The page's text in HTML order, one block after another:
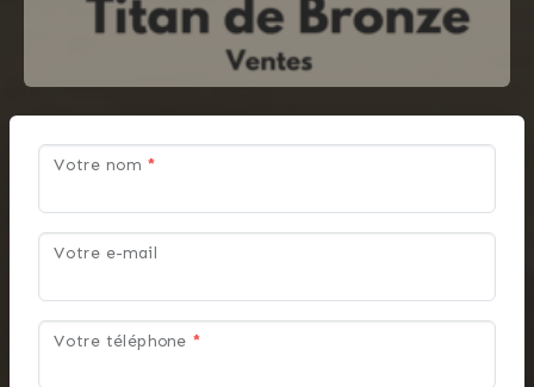
Votre nom *
Votre e-mail
Votre téléphone *